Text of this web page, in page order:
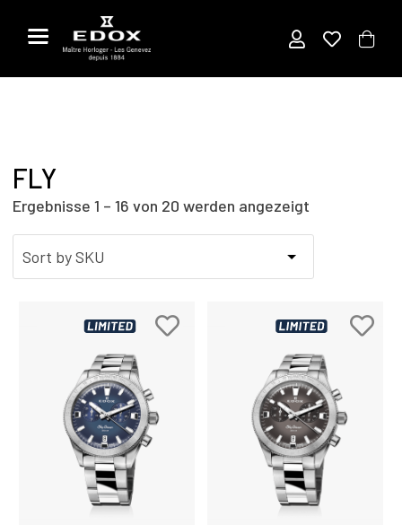
Inhalt
FLY
Ergebnisse 1 – 16 von 20 werden angezeigt